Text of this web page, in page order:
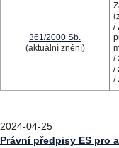
361/2000 Sb.
(aktuální znění)
/
/
/
/
2024-04-25
Právní předpisy ES pro